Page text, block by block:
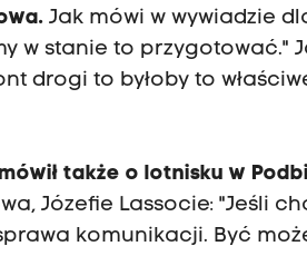
Jak mówi w wywiadzie
w stanie to przygotować."
drogi to byłoby to
także o lotnisku w
Józefie Lassocie: "Jeśli
komunikacji. Być